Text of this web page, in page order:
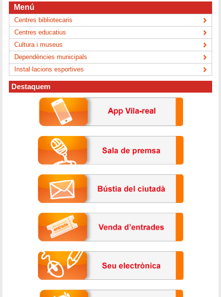
Menú
Centres bibliotecaris
Centres educatius
Cultura i museus
Dependències municipals
Instal·lacions esportives
Destaquem